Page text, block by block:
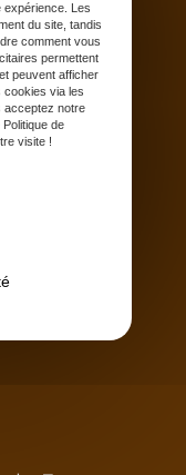
expérience. Les
du site, tandis
comment vous
permettent
peuvent afficher
cookies via les
acceptez notre
de
visite !